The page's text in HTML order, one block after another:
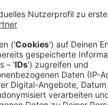
- sie kam mit
ins Krankenhaus. Bei
wurde auch ein
Danach konnte ein
und fuhr auch
Verletzten versorgt,
die Polizei machte